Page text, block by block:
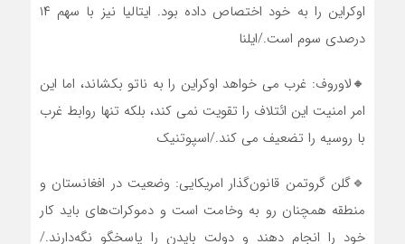
اوکراین را به خود اختصاص داده بود. ایتالیا نیز با سهم ۱۴
درصدی سوم است./ایلنا
🔸لاوروف: غرب می خواهد اوکراین را به ناتو بکشاند، اما این
امر امنیت این ائتلاف را تقویت نمی کند، بلکه تنها روابط غرب
با روسیه را تضعیف می کند./اسپوتنیک
🔹گلن گروتمن قانون‌گذار امریکایی: وضعیت در افغانستان و
منطقه همچنان رو به وخامت است و دموکرات‌های باید کار
خود را انجام دهند و دولت بایدن را پاسخگو نگه‌دارند./